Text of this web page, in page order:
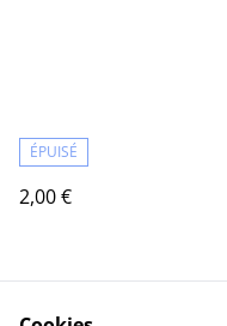
ÉPUISÉ
2,00 €